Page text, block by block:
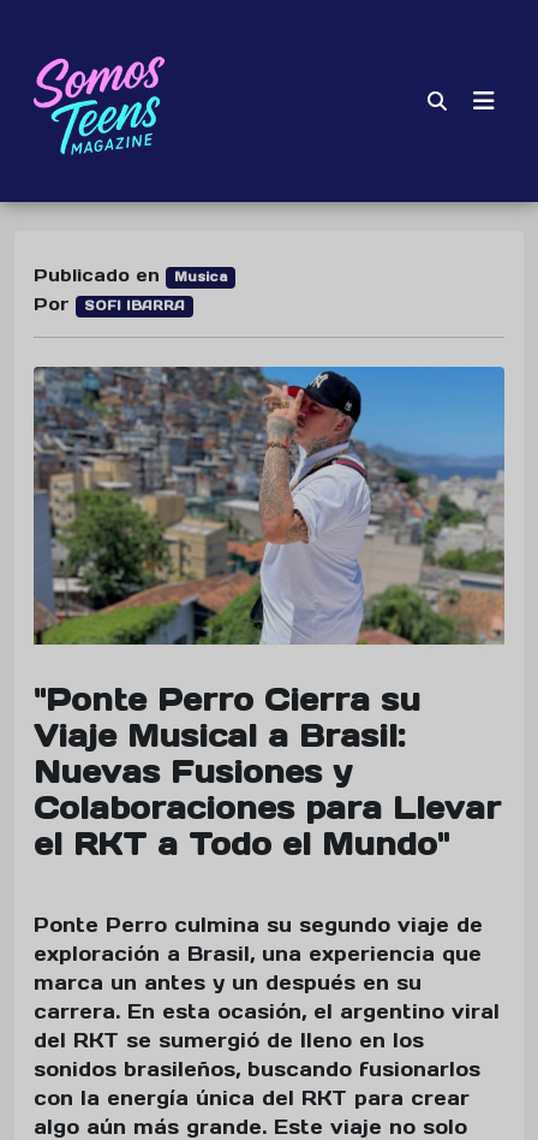
Publicado en Musica
Por SOFI IBARRA
"Ponte Perro Cierra su
Viaje Musical a Brasil:
Nuevas Fusiones y
Colaboraciones para Llevar
el RKT a Todo el Mundo"
Ponte Perro culmina su segundo viaje de
exploración a Brasil, una experiencia que
marca un antes y un después en su
carrera. En esta ocasión, el argentino viral
del RKT se sumergió de lleno en los
sonidos brasileños, buscando fusionarlos
con la energía única del RKT para crear
algo aún más grande. Este viaje no solo